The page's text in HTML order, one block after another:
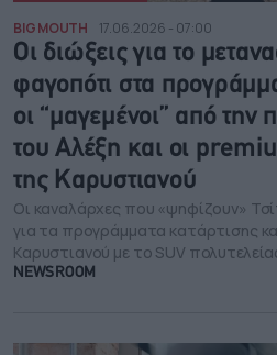
BIG MOUTH 17.06.2026 - 07:00
Οι διώξεις για το
φαγοπότι στα
οι “μαγεμένοι” από την
του Αλέξη και οι
της Καρυστιανού
Οι καναλάρχες που «ψηφίζουν»
για τα προγράμματα κατάρτισης
Καρυστιανού με το SUV
NEWSROOM